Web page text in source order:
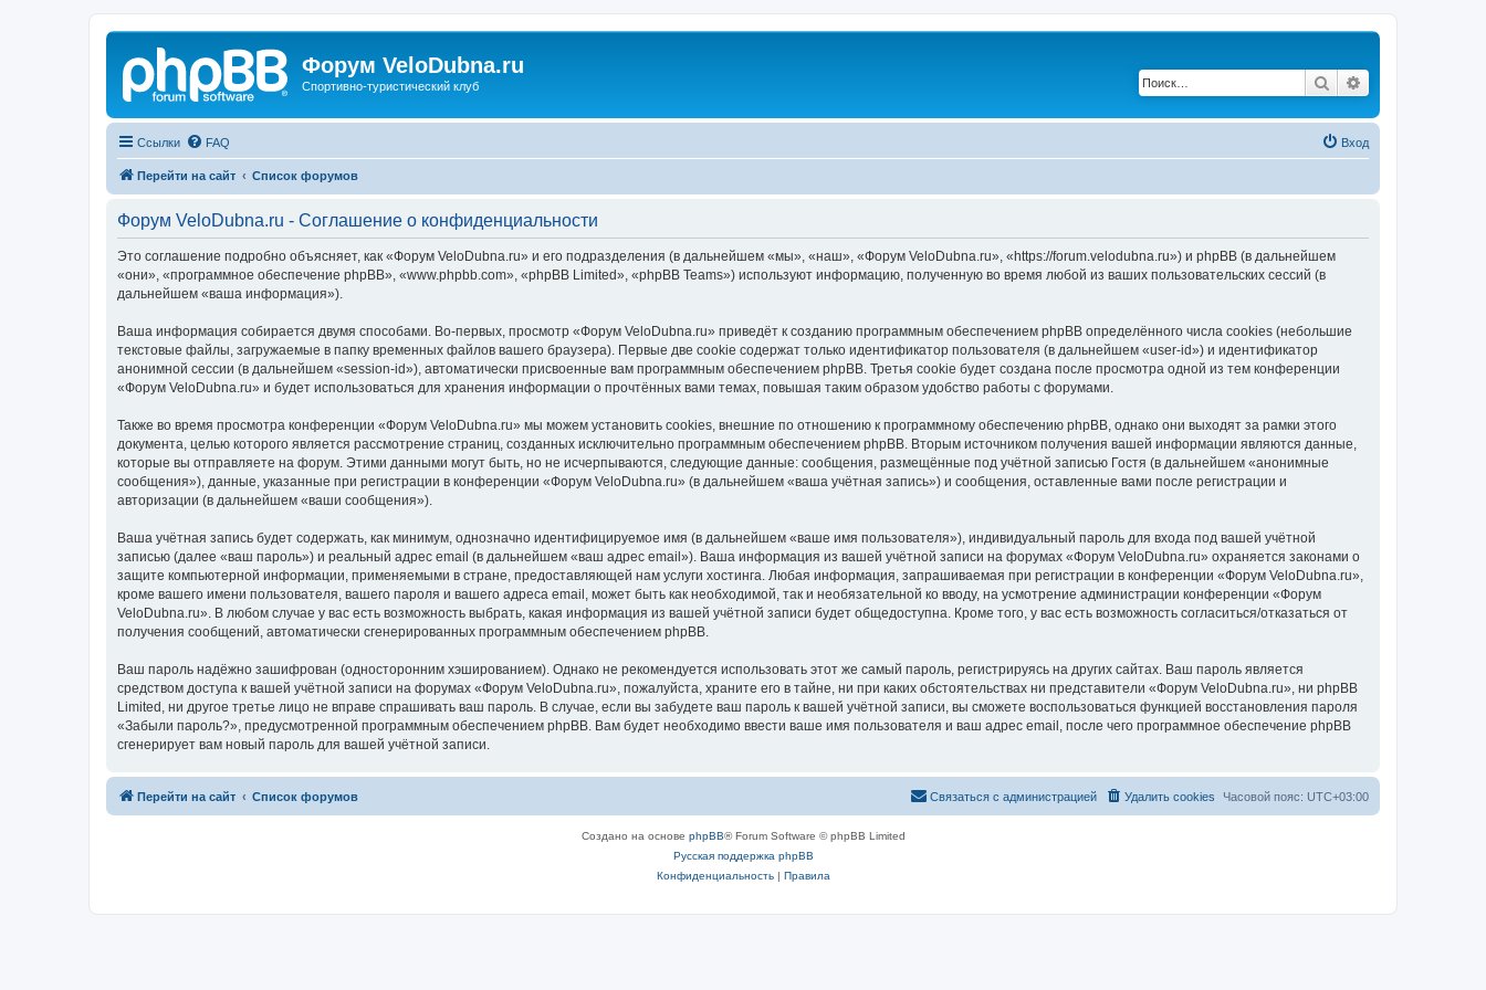
Форум VeloDubna.ru
Спортивно-туристический клуб Поиск
Ссылки FAQ Вход
Перейти на сайт Список форумов
Форум VeloDubna.ru - Соглашение о конфиденциальности
Это соглашение подробно объясняет, как «Форум VeloDubna.ru» и его подразделения (в дальнейшем «мы», «наш», «Форум VeloDubna.ru», «https://forum.velodubna.ru») и phpBB (в дальнейшем
«они», «программное обеспечение phpBB», «www.phpbb.com», «phpBB Limited», «phpBB Teams») используют информацию, полученную во время любой из ваших пользовательских сессий (в
дальнейшем «ваша информация»).
Ваша информация собирается двумя способами. Во-первых, просмотр «Форум VeloDubna.ru» приведёт к созданию программным обеспечением phpBB определённого числа cookies (небольшие
текстовые файлы, загружаемые в папку временных файлов вашего браузера). Первые две cookie содержат только идентификатор пользователя (в дальнейшем «user-id») и идентификатор
анонимной сессии (в дальнейшем «session-id»), автоматически присвоенные вам программным обеспечением phpBB. Третья cookie будет создана после просмотра одной из тем конференции
«Форум VeloDubna.ru» и будет использоваться для хранения информации о прочтённых вами темах, повышая таким образом удобство работы с форумами.
Также во время просмотра конференции «Форум VeloDubna.ru» мы можем установить cookies, внешние по отношению к программному обеспечению phpBB, однако они выходят за рамки этого
документа, целью которого является рассмотрение страниц, созданных исключительно программным обеспечением phpBB. Вторым источником получения вашей информации являются данные,
которые вы отправляете на форум. Этими данными могут быть, но не исчерпываются, следующие данные: сообщения, размещённые под учётной записью Гостя (в дальнейшем «анонимные
сообщения»), данные, указанные при регистрации в конференции «Форум VeloDubna.ru» (в дальнейшем «ваша учётная запись») и сообщения, оставленные вами после регистрации и
авторизации (в дальнейшем «ваши сообщения»).
Ваша учётная запись будет содержать, как минимум, однозначно идентифицируемое имя (в дальнейшем «ваше имя пользователя»), индивидуальный пароль для входа под вашей учётной
записью (далее «ваш пароль») и реальный адрес email (в дальнейшем «ваш адрес email»). Ваша информация из вашей учётной записи на форумах «Форум VeloDubna.ru» охраняется законами о
защите компьютерной информации, применяемыми в стране, предоставляющей нам услуги хостинга. Любая информация, запрашиваемая при регистрации в конференции «Форум VeloDubna.ru»,
кроме вашего имени пользователя, вашего пароля и вашего адреса email, может быть как необходимой, так и необязательной ко вводу, на усмотрение администрации конференции «Форум
VeloDubna.ru». В любом случае у вас есть возможность выбрать, какая информация из вашей учётной записи будет общедоступна. Кроме того, у вас есть возможность согласиться/отказаться от
получения сообщений, автоматически сгенерированных программным обеспечением phpBB.
Ваш пароль надёжно зашифрован (односторонним хэшированием). Однако не рекомендуется использовать этот же самый пароль, регистрируясь на других сайтах. Ваш пароль является
средством доступа к вашей учётной записи на форумах «Форум VeloDubna.ru», пожалуйста, храните его в тайне, ни при каких обстоятельствах ни представители «Форум VeloDubna.ru», ни phpBB
Limited, ни другое третье лицо не вправе спрашивать ваш пароль. В случае, если вы забудете ваш пароль к вашей учётной записи, вы сможете воспользоваться функцией восстановления пароля
«Забыли пароль?», предусмотренной программным обеспечением phpBB. Вам будет необходимо ввести ваше имя пользователя и ваш адрес email, после чего программное обеспечение phpBB
сгенерирует вам новый пароль для вашей учётной записи.
Перейти на сайт Список форумов Часовой пояс: UTC+03:00
Удалить cookies
Связаться с администрацией
Создано на основе phpBB® Forum Software © phpBB Limited
Русская поддержка phpBB
Конфиденциальность| Правила